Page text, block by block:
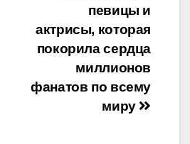
певицы и
актрисы, которая
покорила сердца
миллионов
фанатов по всему
миру